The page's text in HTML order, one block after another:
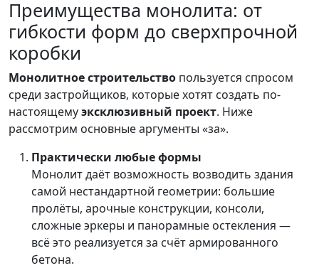
Преимущества монолита: от
гибкости форм до сверхпрочной
коробки
Монолитное строительство пользуется спросом
среди застройщиков, которые хотят создать по-
настоящемуэксклюзивный проект. Ниже
рассмотрим основные аргументы «за».
Практически любые формы
Монолит даёт возможность возводить здания
самой нестандартной геометрии: большие
пролёты, арочные конструкции, консоли,
сложные эркеры и панорамные остекления —
всё это реализуется за счёт армированного
бетона.